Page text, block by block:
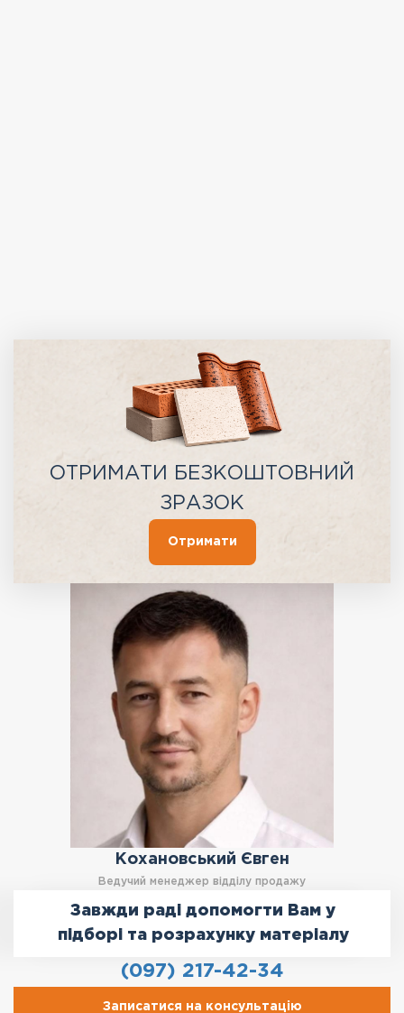
ОТРИМАТИ БЕЗКОШТОВНИЙ
ЗРАЗОК
Отримати
Кохановський Євген
Ведучий менеджер відділу продажу
Завжди раді допомогти Вам у
підборі та розрахунку матеріалу
(097) 217-42-34
Записатися на консультацію